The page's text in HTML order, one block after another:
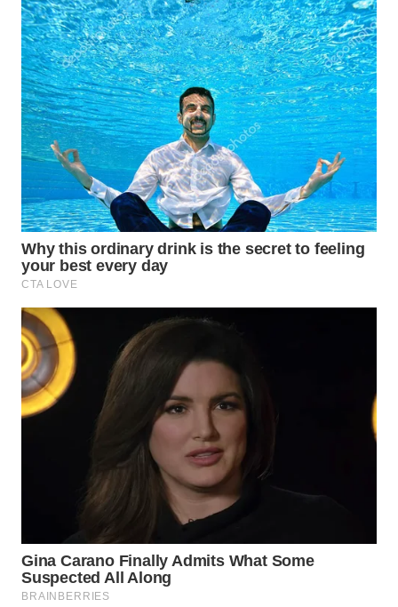
TAPANULI
TENGAH
WN DELI
SERDANG
WN
TEBING
TINGGI
WN
PAKPAK
WN
KARAWANG
WN
BEKASI
WN
TAPANULI
UTARA